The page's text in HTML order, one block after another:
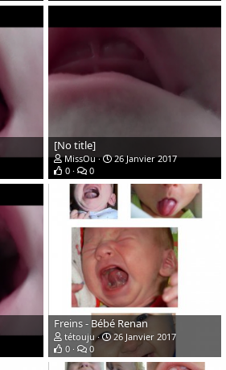
[No title]
MissOu
26 Janvier 2017
0
0
Freins - Bébé Renan
tétouju
26 Janvier 2017
0
0